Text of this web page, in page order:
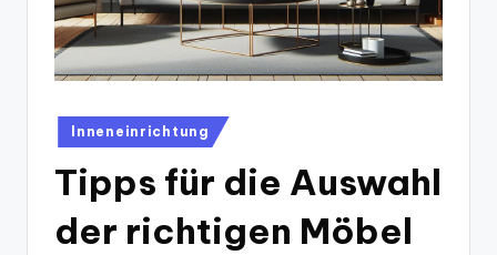
Posted
in
Inneneinrichtung
Tipps für die Auswahl
der richtigen Möbel